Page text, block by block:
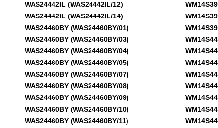
WAS24442IL (WAS24442IL/12)
WAS24442IL (WAS24442IL/14)
WAS24460BY (WAS24460BY/01)
WAS24460BY (WAS24460BY/03)
WAS24460BY (WAS24460BY/04)
WAS24460BY (WAS24460BY/05)
WAS24460BY (WAS24460BY/07)
WAS24460BY (WAS24460BY/08)
WAS24460BY (WAS24460BY/09)
WAS24460BY (WAS24460BY/10)
WAS24460BY (WAS24460BY/11)